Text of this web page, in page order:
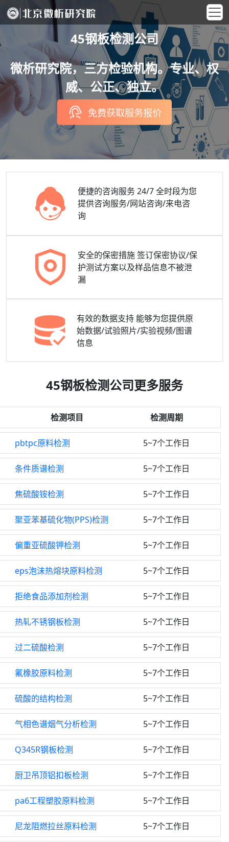
45钢板检测公司
微析研究院，三方检验机构。专业、权
威、公正、独立。
免费获取服务报价
便捷的咨询服务24/7 全时段为您
提供咨询服务/网站咨询/来电咨
询
安全的保密措施 签订保密协议/保
护测试方案以及样品信息不被泄
漏
有效的数据支持 能够为您提供原
始数据/试验照片/实验视频/图谱
信息
45钢板检测公司更多服务
检测项目 检测周期
pbtpc原料检测 5~7个工作日
条件质谱检测 5~7个工作日
焦硫酸铵检测 5~7个工作日
聚亚苯基硫化物(PPS)检测 5~7个工作日
偏重亚硫酸钾检测 5~7个工作日
eps泡沫热熔块原料检测 5~7个工作日
拒绝食品添加剂检测 5~7个工作日
热轧不锈钢板检测 5~7个工作日
过二硫酸检测 5~7个工作日
氟橡胶原料检测 5~7个工作日
硫酸的结构检测 5~7个工作日
气相色谱烟气分析检测 5~7个工作日
Q345R钢板检测 5~7个工作日
厨卫吊顶铝扣板检测 5~7个工作日
pa6工程塑胶原料检测 5~7个工作日
尼龙阻燃拉丝原料检测 5~7个工作日